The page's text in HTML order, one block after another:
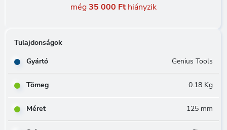
még35 000 Fthiányzik
Tulajdonságok
Gyártó
Genius Tools
Tömeg 0.18 Kg
Méret 125 mm